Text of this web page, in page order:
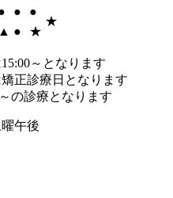
● ●
★
▲ ● ★
～となります
正診療日となります
の診療となります
午後